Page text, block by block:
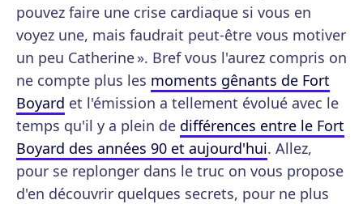
pouvez faire une crise cardiaque si vous en
voyez une, mais faudrait peut-être vous motiver
un peu Catherine ». Bref vous l'aurez compris on
ne compte plus les moments gênants de Fort
Boyard et l'émission a tellement évolué avec le
temps qu'il y a plein de différences entre le Fort
Boyard des années 90 et aujourd'hui. Allez,
pour se replonger dans le truc on vous propose
d'en découvrir quelques secrets, pour ne plus